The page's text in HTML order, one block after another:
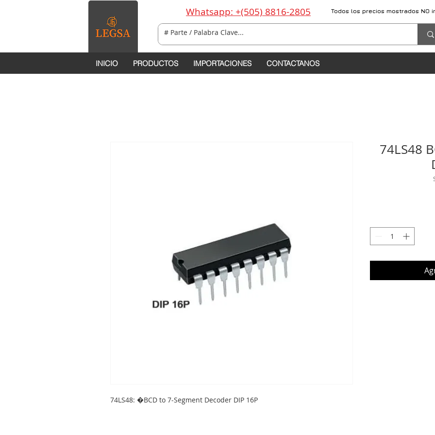
Whatsapp: +(505) 8816-2805 Todos los precios mostrados NO
INICIO PRODUCTOS IMPORTACIONES CONTACTANOS
74LS48: �BCD to 7-Segment Decoder DIP 16P
74LS48